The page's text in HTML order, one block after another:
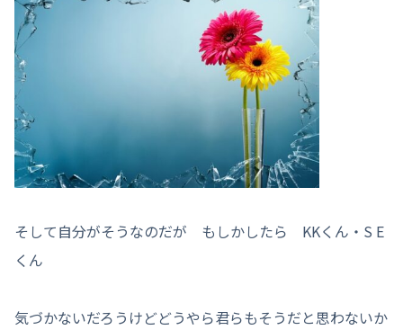
そして自分がそうなのだが もしかしたら KKくん・S E
くん
気づかないだろうけどどうやら君らもそうだと思わないか